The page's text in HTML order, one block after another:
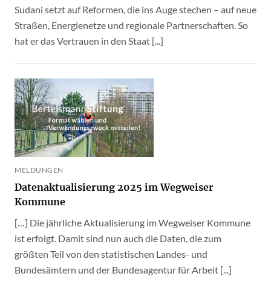
Sudani setzt auf Reformen, die ins Auge stechen – auf neue
Straßen, Energienetze und regionale Partnerschaften. So
hat er das Vertrauen in den Staat [...]
MELDUNGEN
Datenaktualisierung 2025 im Wegweiser
Kommune
[…] Die jährliche Aktualisierung im Wegweiser Kommune
ist erfolgt. Damit sind nun auch die Daten, die zum
größten Teil von den statistischen Landes- und
Bundesämtern und der Bundesagentur für Arbeit [...]